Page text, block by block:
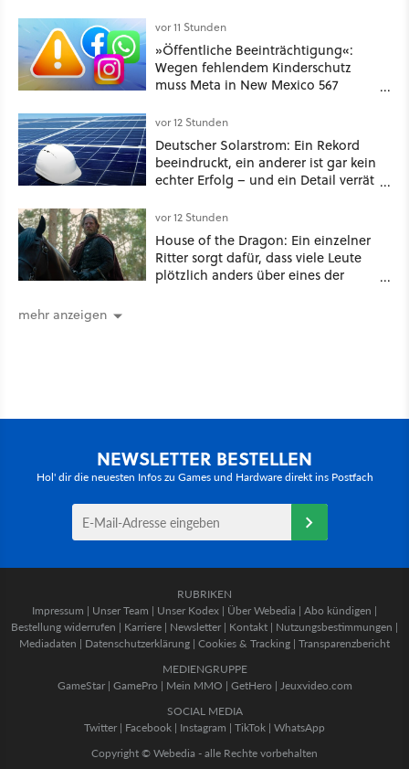
funktionierende PlayStation [Best of
GameStar]
vor 11 Stunden
»Öffentliche Beeinträchtigung«:
Wegen fehlendem Kinderschutz
muss Meta in New Mexico 567
vor 12 Stunden
Deutscher Solarstrom: Ein Rekord
beeindruckt, ein anderer ist gar kein
echter Erfolg – und ein Detail verrät
jede Zahl
vor 12 Stunden
House of the Dragon: Ein einzelner
Ritter sorgt dafür, dass viele Leute
plötzlich anders über eines der
mehr anzeigen
NEWSLETTER BESTELLEN
Hol' dir die neuesten Infos zu Games und Hardware direkt ins Postfach
RUBRIKEN
Impressum | Unser Team | Unser Kodex | Über Webedia | Abo kündigen |
Bestellung widerrufen | Karriere | Newsletter | Kontakt | Nutzungsbestimmungen |
Mediadaten | Datenschutzerklärung | Cookies & Tracking | Transparenzbericht
MEDIENGRUPPE
GameStar| GamePro | Mein MMO | GetHero | Jeuxvideo.com
SOCIAL MEDIA
Twitter | Facebook | Instagram | TikTok | WhatsApp
Copyright © Webedia - alle Rechte vorbehalten